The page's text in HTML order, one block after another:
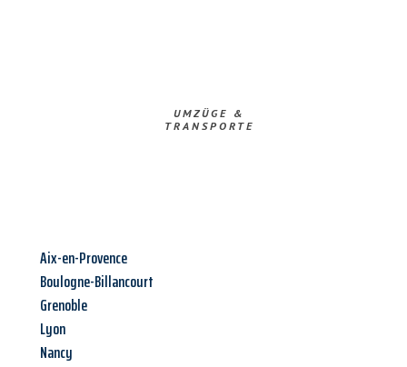
UMZÜGE &
TRANSPORTE
Aix-en-Provence
Boulogne-Billancourt
Grenoble
Lyon
Nancy